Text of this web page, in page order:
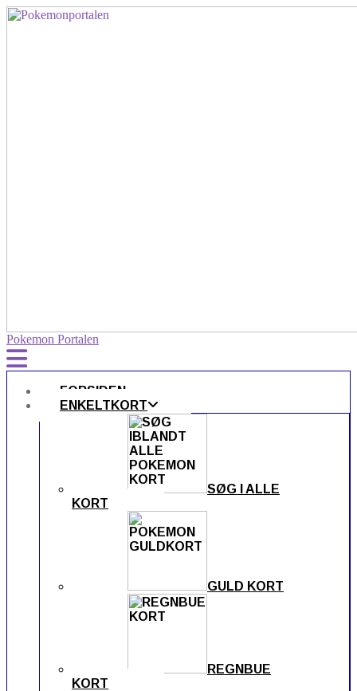
Pokemon Portalen
FORSIDEN
ENKELTKORT
SØG I ALLE
KORT
GULD KORT
REGNBUE
KORT